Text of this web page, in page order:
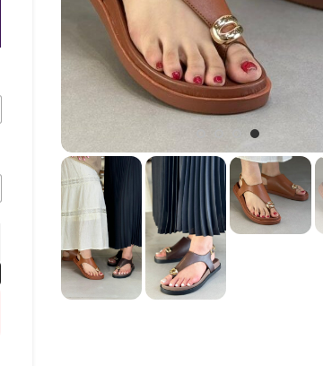
تصویر